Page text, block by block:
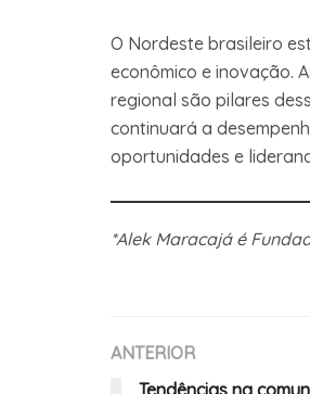
O Nordeste brasileiro
econômico e inovação.
regional são pilares
continuará a
oportunidades e
*Alek Maracajá é
ANTERIOR